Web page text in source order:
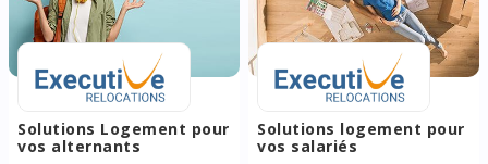
Solutions Logement pour
vos alternants
Solutions logement pour
vos salariés